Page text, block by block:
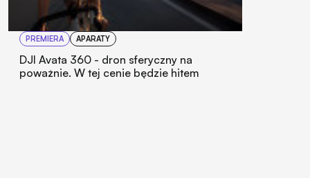
PREMIERA APARATY
DJI Avata 360 - dron sferyczny na
poważnie. W tej cenie będzie hitem